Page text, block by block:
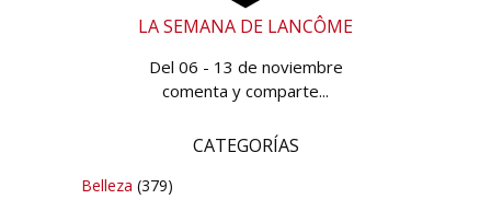
LA SEMANA DE LANCÔME
Del 06 - 13 de noviembre
comenta y comparte...
CATEGORÍAS
Belleza (379)